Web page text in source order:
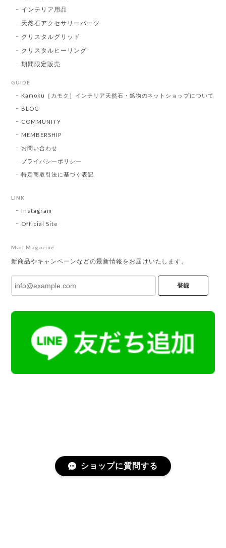
インテリア用品
天然石アクセサリーパーツ
クリスタルグリッド
クリスタルヒーリング
期間限定販売
GUIDE
Kamoku［カモク］インテリア天然石・鉱物のネットショップについて
BLOG
COMMUNITY
MEMBERSHIP
お問い合わせ
プライバシーポリシー
特定商取引法に基づく表記
LINK
Instagram
Official Site
Mail Magazine
新商品やキャンペーンなどの最新情報をお届けいたします。
登録
ショップに質問する